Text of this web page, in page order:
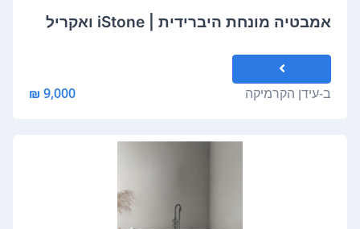
אמבטיה מונחת היברידית | iStone ואקריל
ב-עידן הקרמיקה 9,000 ₪